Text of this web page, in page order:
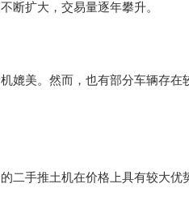
断扩大，交易量逐年攀升。
媲美。然而，也有部分车辆存在
二手推土机在价格上具有较大优